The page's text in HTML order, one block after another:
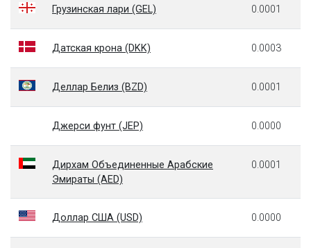
Грузинская лари (GEL) 0.0001
Датская крона (DKK) 0.0003
Деллар Белиз (BZD) 0.0001
Джерси фунт (JEP) 0.0000
Дирхам Объединенные Арабские
Эмираты (AED)
0.0001
Доллар США (USD) 0.0000